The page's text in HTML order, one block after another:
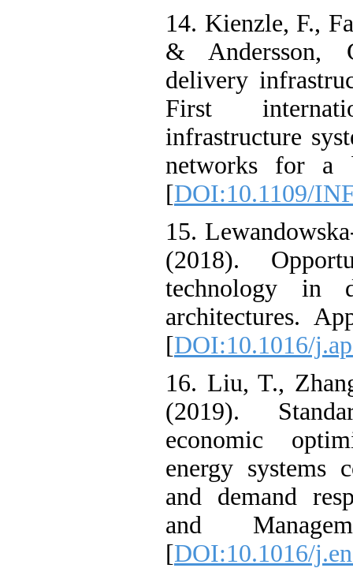
14. Kienzle,
&
delivery
First
infrastructure
networks for
[DOI:10.1109/
15.
(2018).
technology
architectures.
[DOI:10.1016/
16. Liu, T.,
(2019).
economic
energy
and demand
and
[DOI:10.1016/